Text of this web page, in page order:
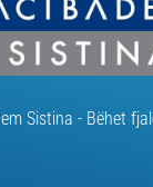
Sistina - Bëhet